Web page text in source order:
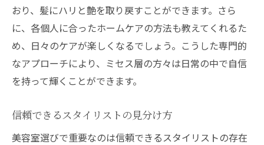
おり、髪にハリと艶を取り戻すことができます。さら
に、各個人に合ったホームケアの方法も教えてくれるた
め、日々のケアが楽しくなるでしょう。こうした専門的
なアプローチにより、ミセス層の方々は日常の中で自信
を持って輝くことができます。
信頼できるスタイリストの見分け方
美容室選びで重要なのは信頼できるスタイリストの存在